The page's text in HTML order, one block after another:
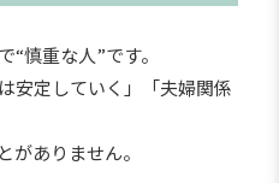
慎重な人”です。
安定していく」「夫婦関係
がありません。